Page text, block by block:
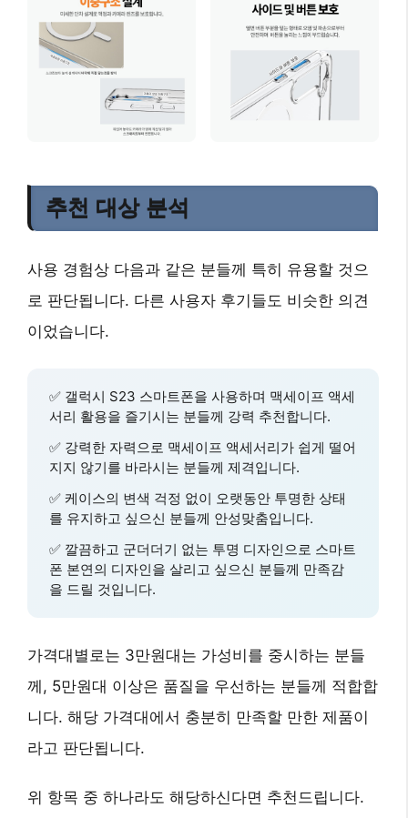
추천 대상 분석
사용 경험상 다음과 같은 분들께 특히 유용할 것으
로 판단됩니다. 다른 사용자 후기들도 비슷한 의견
이었습니다.
✅ 갤럭시 S23 스마트폰을 사용하며 맥세이프 액세
서리 활용을 즐기시는 분들께 강력 추천합니다.
✅ 강력한 자력으로 맥세이프 액세서리가 쉽게 떨어
지지 않기를 바라시는 분들께 제격입니다.
✅ 케이스의 변색 걱정 없이 오랫동안 투명한 상태
를 유지하고 싶으신 분들께 안성맞춤입니다.
✅ 깔끔하고 군더더기 없는 투명 디자인으로 스마트
폰 본연의 디자인을 살리고 싶으신 분들께 만족감
을 드릴 것입니다.
가격대별로는 3만원대는 가성비를 중시하는 분들
께, 5만원대 이상은 품질을 우선하는 분들께 적합합
니다. 해당 가격대에서 충분히 만족할 만한 제품이
라고 판단됩니다.
위 항목 중 하나라도 해당하신다면 추천드립니다.